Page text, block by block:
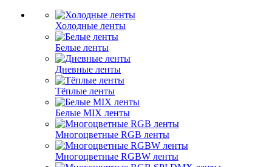
Холодные ленты
Белые ленты
Дневные ленты
Тёплые ленты
Белые MIX ленты
Многоцветные RGB ленты
Многоцветные RGBW ленты